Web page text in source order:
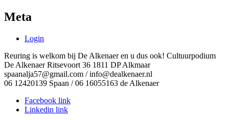
Meta
Login
Reuring is welkom bij De Alkenaer en u dus ook! Cultuurpodium
De Alkenaer Ritsevoort 36 1811 DP Alkmaar
spaanalja57@gmail.com / info@dealkenaer.nl
06 12420139 Spaan / 06 16055163 de Alkenaer
Facebook link
Linkedin link